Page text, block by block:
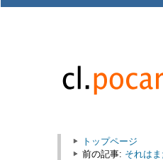
トップページ
前の記事: それは